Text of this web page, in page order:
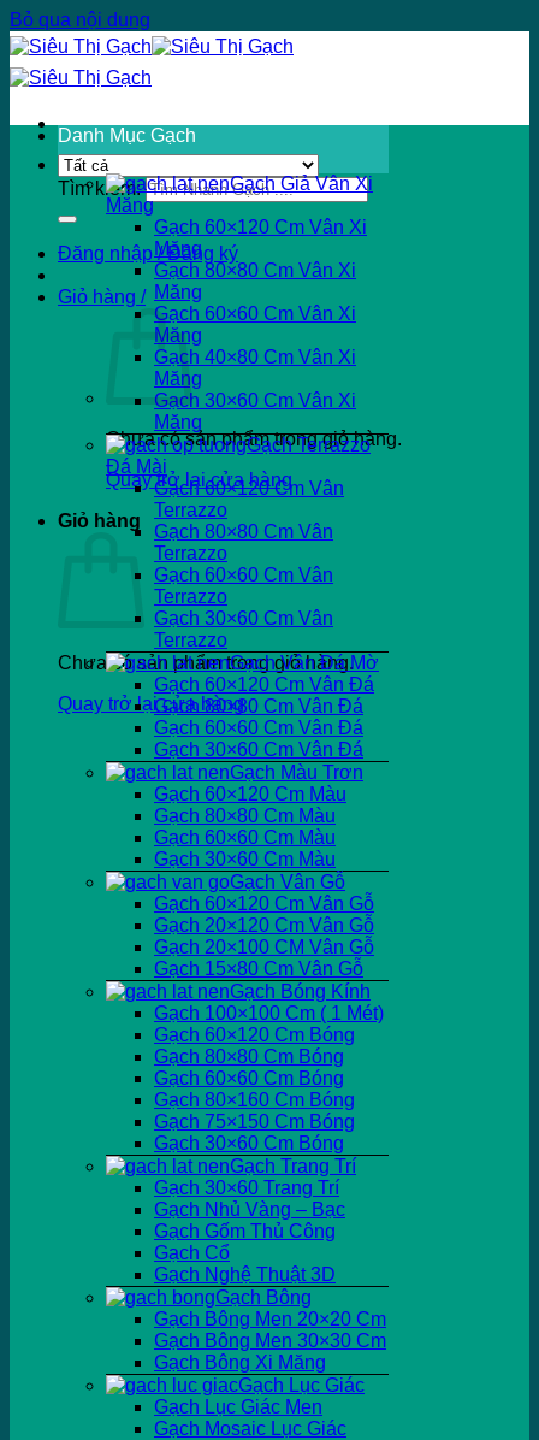
Bỏ qua nội dung
Tìm kiếm:
Đăng nhập / Đăng ký
Giỏ hàng /
Chưa có sản phẩm trong giỏ hàng.
Quay trở lại cửa hàng
Giỏ hàng
Chưa có sản phẩm trong giỏ hàng.
Quay trở lại cửa hàng
Danh Mục Gạch
Gạch Giả Vân Xi
Măng
Gạch 60×120 Cm Vân Xi
Măng
Gạch 80×80 Cm Vân Xi
Măng
Gạch 60×60 Cm Vân Xi
Măng
Gạch 40×80 Cm Vân Xi
Măng
Gạch 30×60 Cm Vân Xi
Măng
Gạch Terrazzo
Đá Mài
Gạch 60×120 Cm Vân
Terrazzo
Gạch 80×80 Cm Vân
Terrazzo
Gạch 60×60 Cm Vân
Terrazzo
Gạch 30×60 Cm Vân
Terrazzo
Gạch Vân Đá Mờ
Gạch 60×120 Cm Vân Đá
Gạch 80×80 Cm Vân Đá
Gạch 60×60 Cm Vân Đá
Gạch 30×60 Cm Vân Đá
Gạch Màu Trơn
Gạch 60×120 Cm Màu
Gạch 80×80 Cm Màu
Gạch 60×60 Cm Màu
Gạch 30×60 Cm Màu
Gạch Vân Gỗ
Gạch 60×120 Cm Vân Gỗ
Gạch 20×120 Cm Vân Gỗ
Gạch 20×100 CM Vân Gỗ
Gạch 15×80 Cm Vân Gỗ
Gạch Bóng Kính
Gạch 100×100 Cm ( 1 Mét)
Gạch 60×120 Cm Bóng
Gạch 80×80 Cm Bóng
Gạch 60×60 Cm Bóng
Gạch 80×160 Cm Bóng
Gạch 75×150 Cm Bóng
Gạch 30×60 Cm Bóng
Gạch Trang Trí
Gạch 30×60 Trang Trí
Gạch Nhủ Vàng – Bạc
Gạch Gốm Thủ Công
Gạch Cổ
Gạch Nghệ Thuật 3D
Gạch Bông
Gạch Bông Men 20×20 Cm
Gạch Bông Men 30×30 Cm
Gạch Bông Xi Măng
Gạch Lục Giác
Gạch Lục Giác Men
Gạch Mosaic Lục Giác